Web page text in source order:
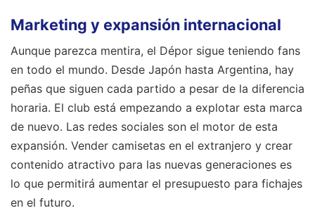
Marketing y expansión internacional
Aunque parezca mentira, el Dépor sigue teniendo fans
en todo el mundo. Desde Japón hasta Argentina, hay
peñas que siguen cada partido a pesar de la diferencia
horaria. El club está empezando a explotar esta marca
de nuevo. Las redes sociales son el motor de esta
expansión. Vender camisetas en el extranjero y crear
contenido atractivo para las nuevas generaciones es
lo que permitirá aumentar el presupuesto para fichajes
en el futuro.